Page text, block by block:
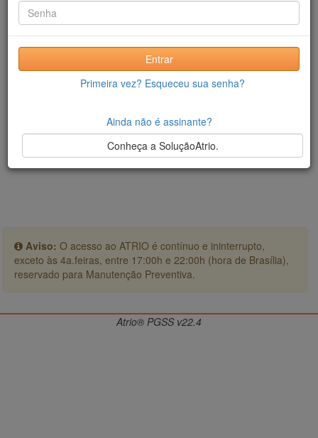
Aviso: O acesso ao ATRIO é contínuo e ininterrupto,
exceto às 4a.feiras, entre 17:00h e 22:00h (hora de Brasília),
reservado para Manutenção Preventiva.
Entrar
Primeira vez? Esqueceu sua senha?
Ainda não é assinante?
Conheça a SoluçãoAtrio.
Atrio® PGSS v22.4